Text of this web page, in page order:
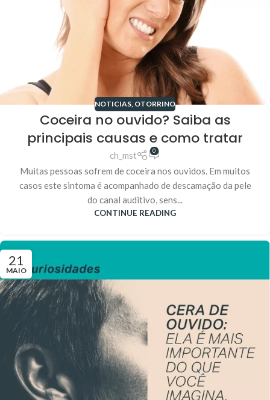
NOTICIAS, OTORRINO
Coceira no ouvido? Saiba as
principais causas e como tratar
ch_mst 0
Muitas pessoas sofrem de coceira nos ouvidos. Em muitos
casos este sintoma é acompanhado de descamação da pele
do canal auditivo, sens...
CONTINUE READING
21
MAIO